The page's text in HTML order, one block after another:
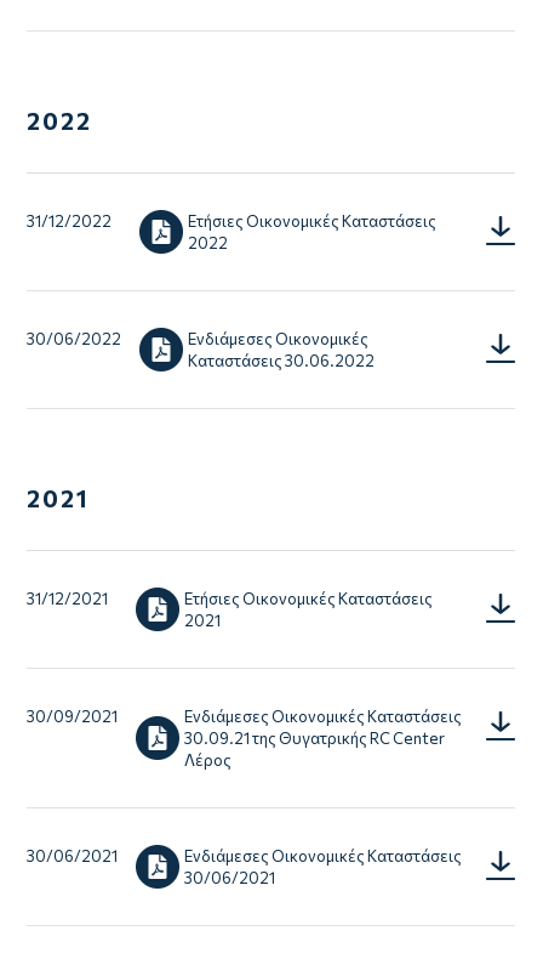
2022
31/12/2022
Ετήσιες Οικονομικές Καταστάσεις
2022
30/06/2022
Ενδιάμεσες Οικονομικές
Καταστάσεις 30.06.2022
2021
31/12/2021
Ετήσιες Οικονομικές Καταστάσεις
2021
Annual-
30/09/2021
Ενδιάμεσες Οικονομικές Καταστάσεις
30.09.21 της Θυγατρικής RC Center
Λέρος
of-
RC-
30/06/2021
Ενδιάμεσες Οικονομικές Καταστάσεις
30/06/2021